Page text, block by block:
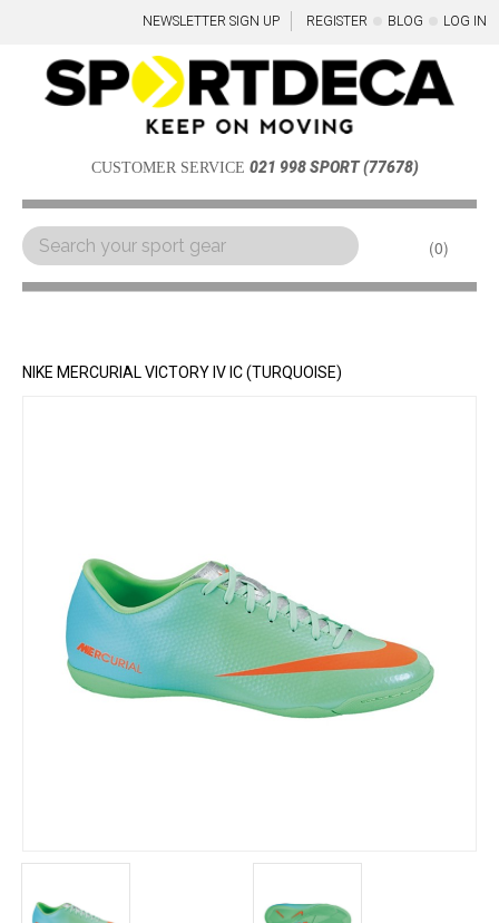
NEWSLETTER SIGN UP REGISTER BLOG LOG IN
CUSTOMER SERVICE 021 998 SPORT (77678)
0
Menu
NIKE MERCURIAL VICTORY IV IC (TURQUOISE)